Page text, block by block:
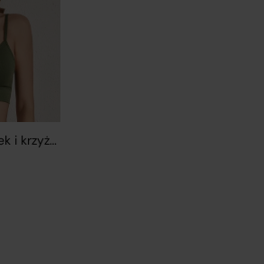
i krzyżowaniem na plecach